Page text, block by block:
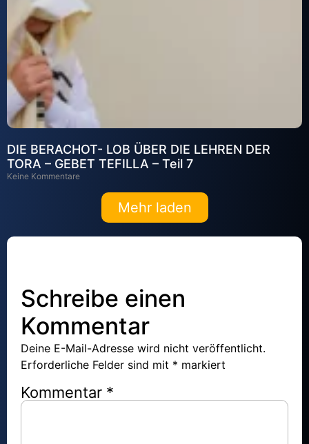
DIE BERACHOT- LOB ÜBER DIE LEHREN DER
TORA – GEBET TEFILLA – Teil 7
Keine Kommentare
Mehr laden
Schreibe einen
Kommentar
Deine E-Mail-Adresse wird nicht veröffentlicht.
Erforderliche Felder sind mit * markiert
Kommentar *